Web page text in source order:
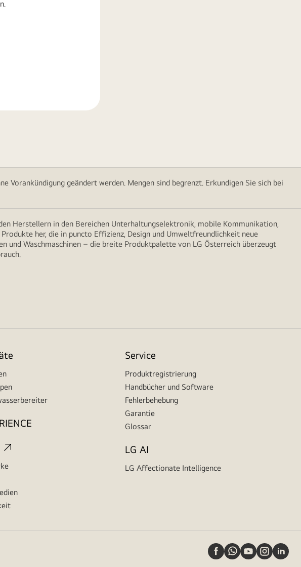
Vorankündigung geändert werden. Mengen sind begrenzt. Erkundigen Sie sich bei
Herstellern in den Bereichen Unterhaltungselektronik, mobile Kommunikation,
her, die in puncto Effizienz, Design und Umweltfreundlichkeit neue
und Waschmaschinen – die breite Produktpalette von LG Österreich überzeugt
Service
Produktregistrierung
Handbücher und Software
Fehlerbehebung
Garantie
Glossar
LG AI
LG Affectionate Intelligence